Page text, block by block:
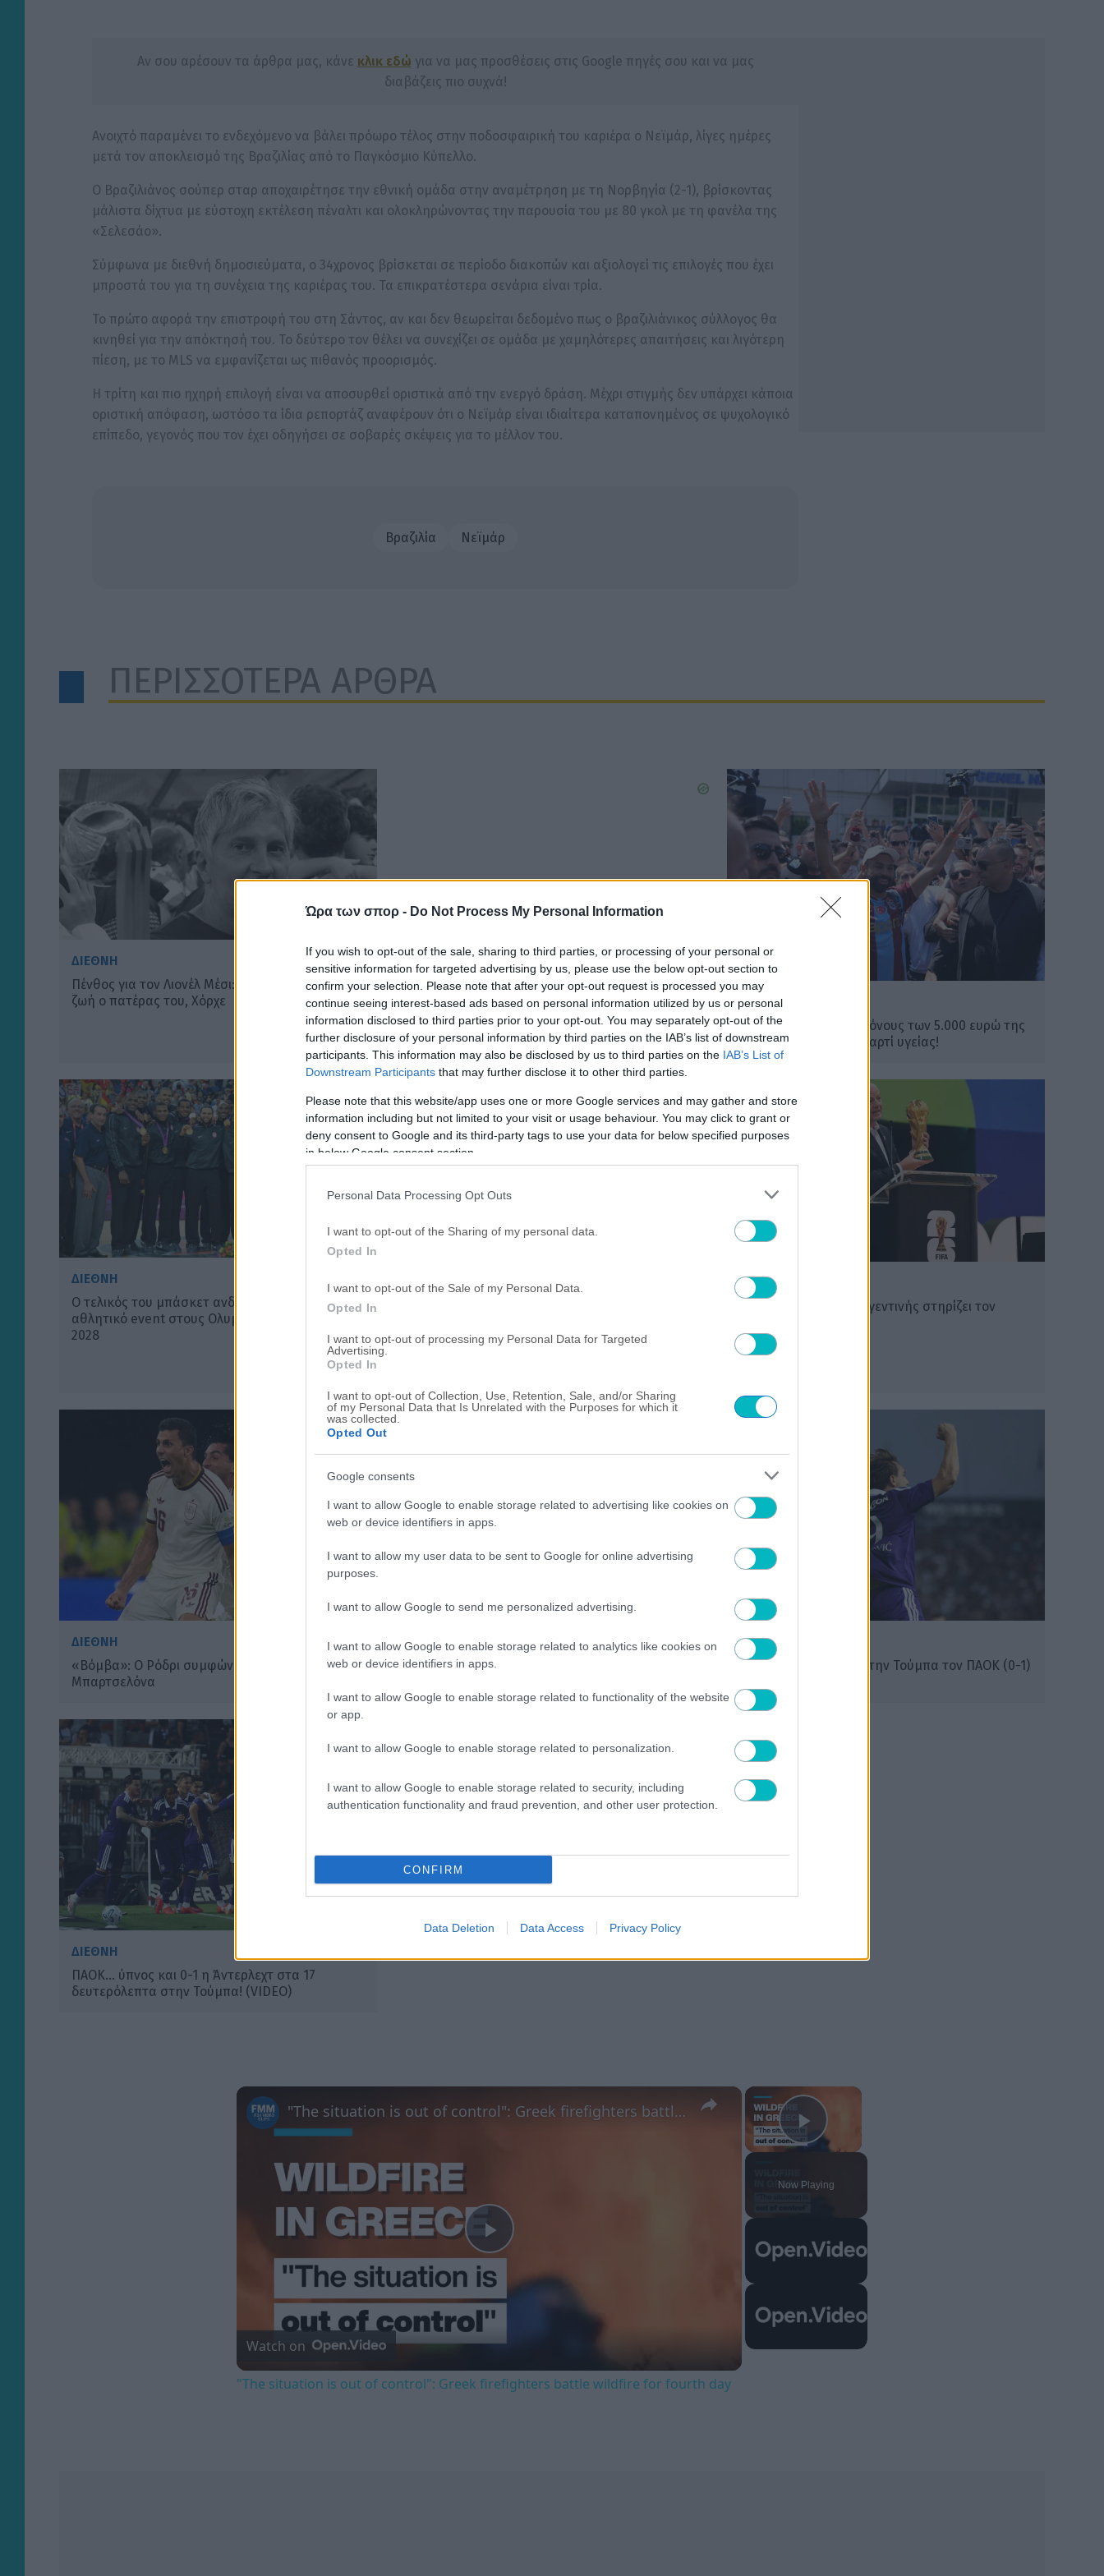
Ώρα των σπορ - Do Not Process My Personal Information
If you wish to opt-out of the sale, sharing to third parties, or processing of your personal or
sensitive information for targeted advertising by us, please use the below opt-out section to
confirm your selection. Please note that after your opt-out request is processed you may
continue seeing interest-based ads based on personal information utilized by us or personal
information disclosed to third parties prior to your opt-out. You may separately opt-out of the
further disclosure of your personal information by third parties on the IAB’s list of downstream
participants. This information may also be disclosed by us to third parties on the IAB’s List of
Downstream Participants that may further disclose it to other third parties.
Please note that this website/app uses one or more Google services and may gather and store
information including but not limited to your visit or usage behaviour. You may click to grant or
deny consent to Google and its third-party tags to use your data for below specified purposes
in below Google consent section.
Personal Data Processing Opt Outs
I want to opt-out of the Sharing of my personal data.
Opted In
I want to opt-out of the Sale of my Personal Data.
Opted In
I want to opt-out of processing my Personal Data for Targeted
Advertising.
Opted In
I want to opt-out of Collection, Use, Retention, Sale, and/or Sharing
of my Personal Data that Is Unrelated with the Purposes for which it
was collected.
Opted Out
Google consents
I want to allow Google to enable storage related to advertising like cookies on
web or device identifiers in apps.
I want to allow my user data to be sent to Google for online advertising
purposes.
I want to allow Google to send me personalized advertising.
I want to allow Google to enable storage related to analytics like cookies on
web or device identifiers in apps.
I want to allow Google to enable storage related to functionality of the website
or app.
I want to allow Google to enable storage related to personalization.
I want to allow Google to enable storage related to security, including
authentication functionality and fraud prevention, and other user protection.
CONFIRM
Data Deletion Data Access Privacy Policy
Αν σου αρέσουν τα άρθρα μας, κάνε κλικ εδώ για να μας προσθέσεις στις Google πηγές σου και να μας
διαβάζεις πιο συχνά!
Ανοιχτό παραμένει το ενδεχόμενο να βάλει πρόωρο τέλος στην ποδοσφαιρική του καριέρα ο Νεϊμάρ, λίγες ημέρες
μετά τον αποκλεισμό της Βραζιλίας από το Παγκόσμιο Κύπελλο.
Ο Βραζιλιάνος σούπερ σταρ αποχαιρέτησε την εθνική ομάδα στην αναμέτρηση με τη Νορβηγία (2-1), βρίσκοντας
μάλιστα δίχτυα με εύστοχη εκτέλεση πέναλτι και ολοκληρώνοντας την παρουσία του με 80 γκολ με τη φανέλα της
«Σελεσάο».
Σύμφωνα με διεθνή δημοσιεύματα, ο 34χρονος βρίσκεται σε περίοδο διακοπών και αξιολογεί τις επιλογές που έχει
μπροστά του για τη συνέχεια της καριέρας του. Τα επικρατέστερα σενάρια είναι τρία.
Το πρώτο αφορά την επιστροφή του στη Σάντος, αν και δεν θεωρείται δεδομένο πως ο βραζιλιάνικος σύλλογος θα
κινηθεί για την απόκτησή του. Το δεύτερο τον θέλει να συνεχίζει σε ομάδα με χαμηλότερες απαιτήσεις και λιγότερη
πίεση, με το MLS να εμφανίζεται ως πιθανός προορισμός.
Η τρίτη και πιο ηχηρή επιλογή είναι να αποσυρθεί οριστικά από την ενεργό δράση. Μέχρι στιγμής δεν υπάρχει κάποια
οριστική απόφαση, ωστόσο τα ίδια ρεπορτάζ αναφέρουν ότι ο Νεϊμάρ είναι ιδιαίτερα καταπονημένος σε ψυχολογικό
επίπεδο, γεγονός που τον έχει οδηγήσει σε σοβαρές σκέψεις για το μέλλον του.
Βραζιλία Νεϊμάρ
ΠΕΡΙΣΣΟΤΕΡΑ ΑΡΘΡΑ
ΔΙΕΘΝΗ
Πένθος για τον Λιονέλ Μέσι: «Έφυγε» από τη
ζωή ο πατέρας του, Χόρχε
ΔΙΕΘΝΗ
Σαλάχ: Το απίθανο μπόνους των 5.000 ευρώ της
Τραμπζονσπόρ για… χαρτί υγείας!
ΔΙΕΘΝΗ
Ο τελικός του μπάσκετ ανδρών το ακριβότερο
αθλητικό event στους Ολυμπιακούς Αγώνες του
2028
Λιντ: Γεννήθηκε χωρίς δεξί χέρι, σκόραρε και
ΔΙΕΘΝΗ
H Ομοσπονδία της Αργεντινής στηρίζει τον
ΔΙΕΘΝΗ
«Βόμβα»: Ο Ρόδρι συμφώνησε με τη
Μπαρτσελόνα
ΔΙΕΘΝΗ
Παυλίδης on…fire: Σκόραρε ξανά απέναντι στη
ΔΙΕΘΝΗ
Η Άντερλεχτ ξέρανε στην Τούμπα τον ΠΑΟΚ (0-1)
ΔΙΕΘΝΗ
ΠΑΟΚ… ύπνος και 0-1 η Άντερλεχτ στα 17
δευτερόλεπτα στην Τούμπα! (VIDEO)
×
Play Video
Now Playing
×
Play
Video
"The situation is out of control": Greek firefighters battle wildfire for fourth day
Watch on
"The situation is out of control": Greek firefighters battle wildfire for fourth day